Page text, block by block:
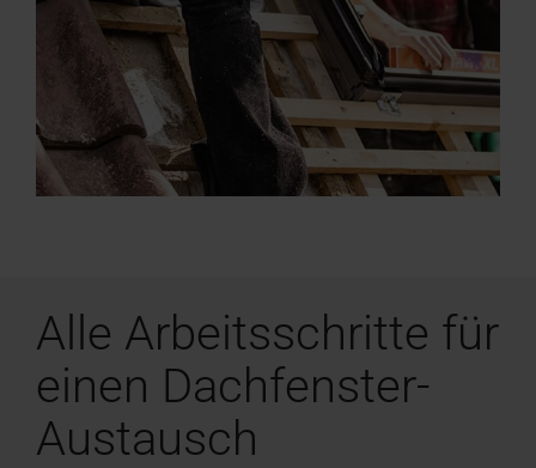
Alle Arbeitsschritte für
einen Dachfenster-
Austausch